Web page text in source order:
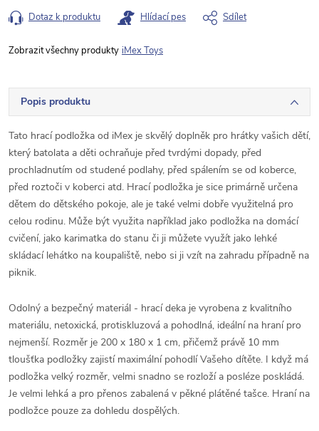
Dotaz k produktu Hlídací pes Sdílet
iMex Toys
Popis produktu
Tato hrací podložka od iMex je skvělý doplněk pro hrátky vašich dětí,
který batolata a děti ochraňuje před tvrdými dopady, před
prochladnutím od studené podlahy, před spálením se od koberce,
před roztoči v koberci atd. Hrací podložka je sice primárně určena
dětem do dětského pokoje, ale je také velmi dobře využitelná pro
celou rodinu. Může být využita například jako podložka na domácí
cvičení, jako karimatka do stanu či ji můžete využít jako lehké
skládací lehátko na koupaliště, nebo si ji vzít na zahradu případně na
piknik.
Odolný a bezpečný materiál - hrací deka je vyrobena z kvalitního
materiálu, netoxická, protiskluzová a pohodlná, ideální na hraní pro
nejmenší. Rozměr je 200 x 180 x 1 cm, přičemž právě 10 mm
tloušťka podložky zajistí maximální pohodlí Vašeho dítěte. I když má
podložka velký rozměr, velmi snadno se rozloží a posléze poskládá.
Je velmi lehká a pro přenos zabalená v pěkné plátěné tašce. Hraní na
podložce pouze za dohledu dospělých.